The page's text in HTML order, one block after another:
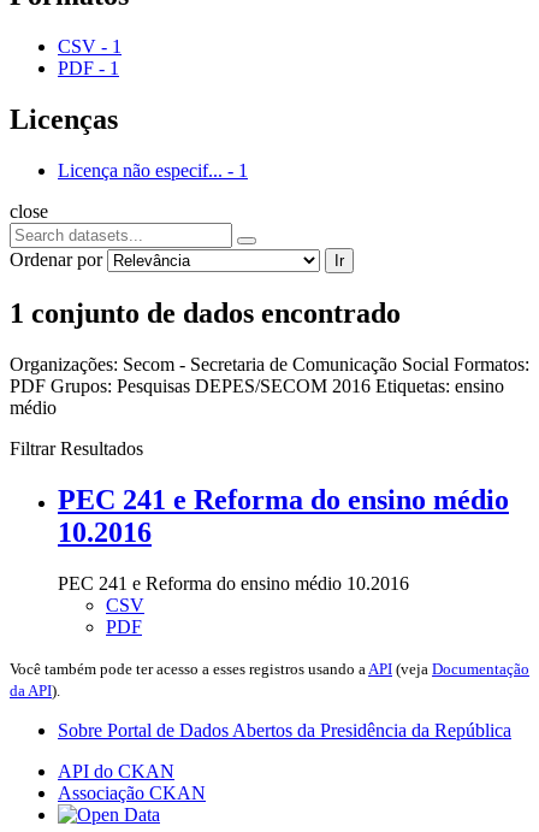
CSV - 1
PDF - 1
Licenças
Licença não especif... - 1
close
Ordenar por Ir
1 conjunto de dados encontrado
Organizações: Secom - Secretaria de Comunicação Social Formatos:
PDF Grupos: Pesquisas DEPES/SECOM 2016 Etiquetas: ensino
médio
Filtrar Resultados
PEC 241 e Reforma do ensino médio
10.2016
PEC 241 e Reforma do ensino médio 10.2016
CSV
PDF
Você também pode ter acesso a esses registros usando a API (veja Documentação
da API).
Sobre Portal de Dados Abertos da Presidência da República
API do CKAN
Associação CKAN